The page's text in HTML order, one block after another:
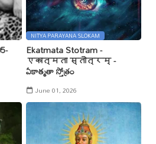
NITYA PARAYANA SLOKAM
Ekatmata Stotram -
एकात्मता स्तोत्रम् -
ఏకాత్మతా స్తోత్రం
June 01, 2026